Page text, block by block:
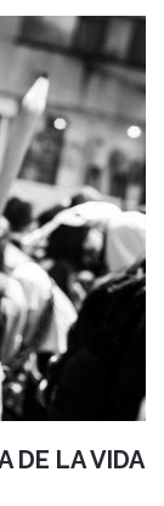
DE LA VIDA